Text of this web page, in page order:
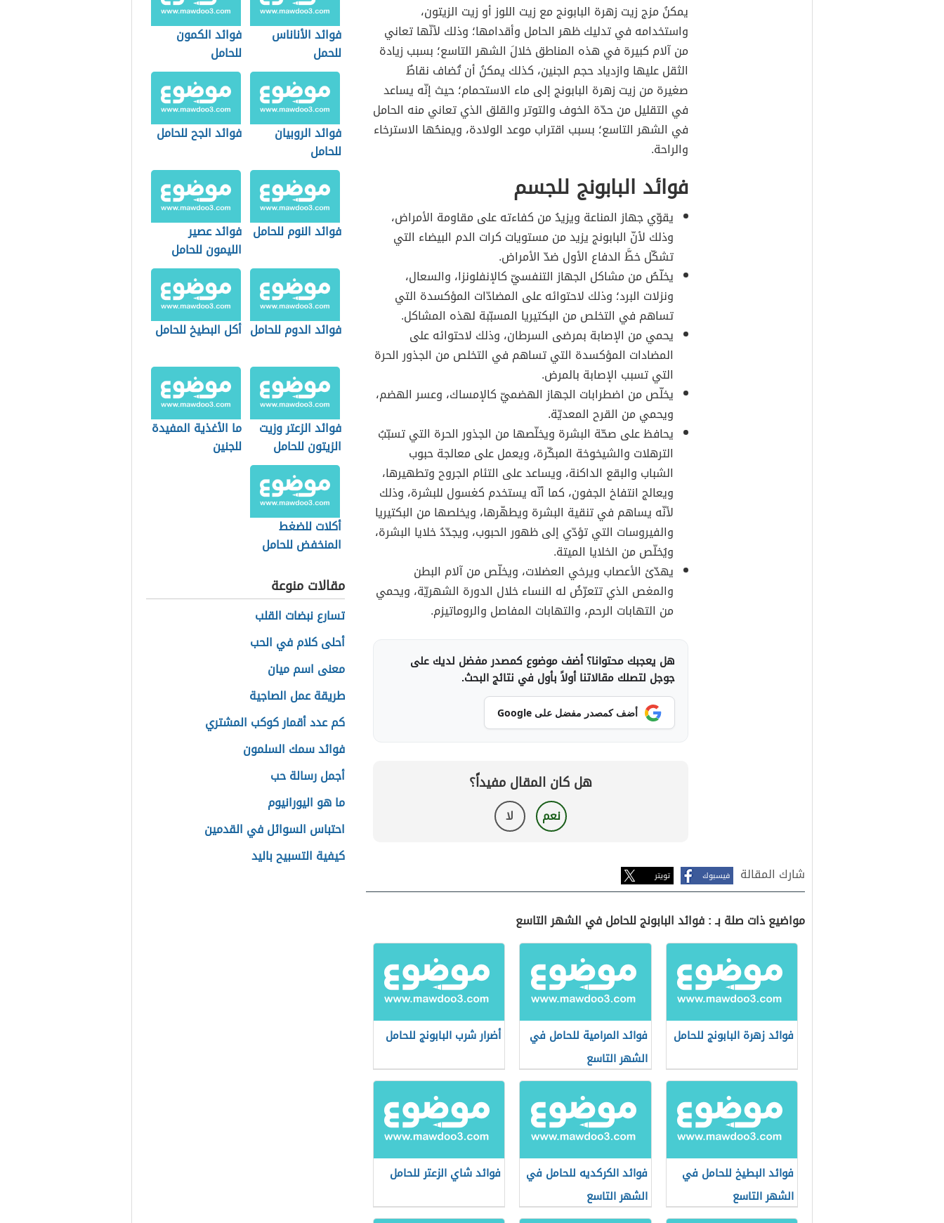
يمكنُ مزج زيت زهرة البابونج مع زيت اللوز أو زيت الزيتون،
واستخدامه في تدليك ظهر الحامل وأقدامها؛ وذلك لأنّها تعاني
من آلام كبيرة في هذه المناطق خلالَ الشهر التاسع؛ بسبب زيادة
الثقل عليها وازدياد حجم الجنين، كذلك يمكنُ أن تُضاف نقاطٌ
صغيرة من زيت زهرة البابونج إلى ماء الاستحمام؛ حيث إنّه يساعد
في التقليل من حدّة الخوف والتوتر والقلق الذي تعاني منه الحامل
في الشهر التاسع؛ بسبب اقتراب موعد الولادة، ويمنحُها الاسترخاء
والراحة.
فوائد البابونج للجسم
يقوّي جهاز المناعة ويزيدُ من كفاءته على مقاومة الأمراض،
وذلك لأنّ البابونج يزيد من مستويات كرات الدم البيضاء التي
تشكّل خطَّ الدفاع الأول ضدّ الأمراض.
يخلّصُ من مشاكل الجهاز التنفسيّ كالإنفلونزا، والسعال،
ونزلات البرد؛ وذلك لاحتوائه على المضادّات المؤكسدة التي
تساهم في التخلص من البكتيريا المسبّبة لهذه المشاكل.
يحمي من الإصابة بمرضى السرطان، وذلك لاحتوائه على
المضادات المؤكسدة التي تساهم في التخلص من الجذور الحرة
التي تسبب الإصابة بالمرض.
يخلّص من اضطرابات الجهاز الهضميّ كالإمساك، وعسر الهضم،
ويحمي من القرح المعديّة.
يحافظ على صحّة البشرة ويخلّصها من الجذور الحرة التي تسبّبُ
الترهلات والشيخوخة المبكّرة، ويعمل على معالجة حبوب
الشباب والبقع الداكنة، ويساعد على التئام الجروح وتطهيرها،
ويعالج انتفاخ الجفون، كما أنّه يستخدم كغسول للبشرة، وذلك
لأنّه يساهم في تنقية البشرة ويطهّرها، ويخلصها من البكتيريا
والفيروسات التي تؤدّي إلى ظهور الحبوب، ويجدّدُ خلايا البشرة،
ويُخلّص من الخلايا الميتة.
يهدّئ الأعصاب ويرخي العضلات، ويخلّص من آلام البطن
والمغص الذي تتعرّضُ له النساء خلال الدورة الشهريّة، ويحمي
من التهابات الرحم، والتهابات المفاصل والروماتيزم.
هل يعجبك محتوانا؟ أضف موضوع كمصدر مفضل لديك على
جوجل لتصلك مقالاتنا أولاً بأول في نتائج البحث.
أضف كمصدر مفضل على Google
هل كان المقال مفيداً؟
نعم لا
شارك المقالة فيسبوك تويتر
مواضيع ذات صلة بـ : فوائد البابونج للحامل في الشهر التاسع
فوائد زهرة البابونج للحامل
فوائد المرامية للحامل في
الشهر التاسع
أضرار شرب البابونج للحامل
فوائد البطيخ للحامل في
الشهر التاسع
فوائد الكركديه للحامل في
الشهر التاسع
فوائد شاي الزعتر للحامل
فوائد الأناناس
للحمل
فوائد الكمون
للحامل
فوائد الروبيان
للحامل
فوائد الجح للحامل
فوائد النوم للحامل فوائد عصير
الليمون للحامل
فوائد الدوم للحامل أكل البطيخ للحامل
فوائد الزعتر وزيت
الزيتون للحامل
ما الأغذية المفيدة
للجنين
أكلات للضغط
المنخفض للحامل
مقالات منوعة
تسارع نبضات القلب
أحلى كلام في الحب
معنى اسم ميان
طريقة عمل الصاجية
كم عدد أقمار كوكب المشتري
فوائد سمك السلمون
أجمل رسالة حب
ما هو اليورانيوم
احتباس السوائل في القدمين
كيفية التسبيح باليد